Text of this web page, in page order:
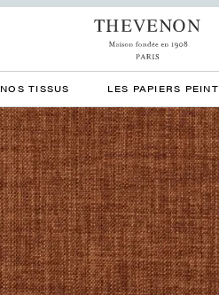
NOS TISSUS LES PAPIERS